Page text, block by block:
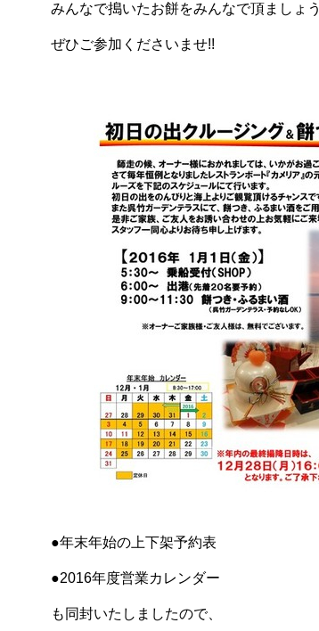
みんなで搗いたお餅をみんなで頂ましょう
ぜひご参加くださいませ!!
●年末年始の上下架予約表
●2016年度営業カレンダー
も同封いたしましたので、